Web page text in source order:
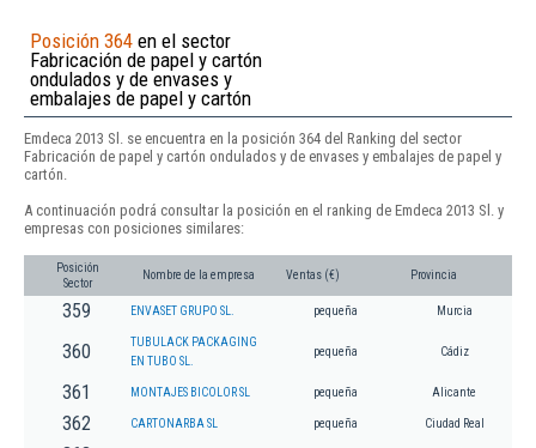
Posición 364 en el sector
Fabricación de papel y cartón
ondulados y de envases y
embalajes de papel y cartón
Emdeca 2013 Sl. se encuentra en la posición 364 del Ranking del sector
Fabricación de papel y cartón ondulados y de envases y embalajes de papel y
cartón.
A continuación podrá consultar la posición en el ranking de Emdeca 2013 Sl. y
empresas con posiciones similares:
Posición
Sector
Nombre de la empresa Ventas (€) Provincia
359 ENVASET GRUPO SL. pequeña Murcia
360
TUBULACK PACKAGING
EN TUBO SL.
pequeña Cádiz
361 MONTAJES BICOLOR SL pequeña Alicante
362 CARTONARBA SL pequeña Ciudad Real